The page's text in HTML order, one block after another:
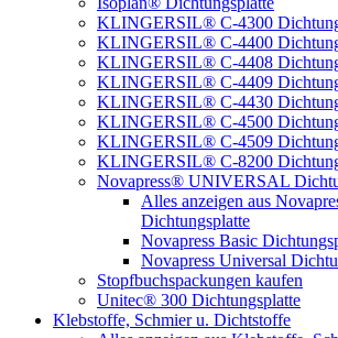
KLINGERSIL® C-4300
KLINGERSIL® C-4400
KLINGERSIL® C-4408
KLINGERSIL® C-4409
KLINGERSIL® C-4430
KLINGERSIL® C-4500
KLINGERSIL® C-4509
KLINGERSIL® C-8200
Novapress® UNIVERSAL
Alles anzeigen aus
Dichtungsplatte
Novapress Basic
Novapress Universal
Stopfbuchspackungen kaufen
Unitec® 300 Dichtungsplatte
Klebstoffe, Schmier u. Dichtstoffe